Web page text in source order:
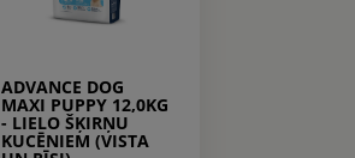
ADVANCE DOG
MAXI PUPPY 12,0KG
- LIELO ŠĶIRŅU
KUCĒNIEM (VISTA